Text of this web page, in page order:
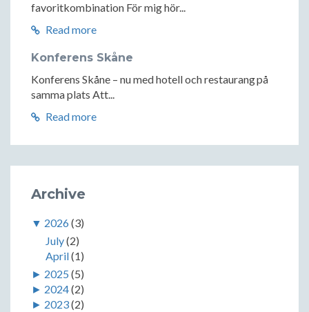
favoritkombination För mig hör...
Read more
Konferens Skåne
Konferens Skåne – nu med hotell och restaurang på
samma plats Att...
Read more
Archive
▼ 2026(3)
July(2)
April(1)
► 2025 (5)
► 2024(2)
► 2023(2)